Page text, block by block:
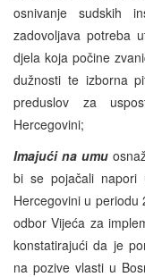
osnivanje sudskih
zadovoljava potreba
djela koja počine
dužnosti te izborna
preduslov za
Hercegovini;
Imajući na umu
bi se pojačali napori
Hercegovini u
odbor Vijeća za
konstatirajući da je
na pozive vlasti u